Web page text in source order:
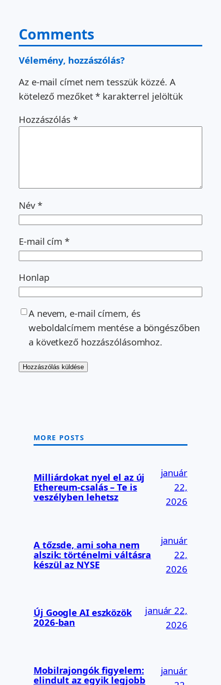
Comments
Vélemény, hozzászólás?
Az e-mail címet nem tesszük közzé. A
kötelező mezőket* karakterrel jelöltük
Hozzászólás *
Név*
E-mail cím *
Honlap
A nevem, e-mail címem, és
weboldalcímem mentése a böngészőben
a következő hozzászólásomhoz.
MORE POSTS
Milliárdokat nyel el az új
Ethereum-csalás – Te is
veszélyben lehetsz
január
22,
2026
A tőzsde, ami soha nem
alszik: történelmi váltásra
készül az NYSE
január
22,
2026
Új Google AI eszközök
2026-ban
január 22,
2026
Mobilrajongók figyelem:
elindult az egyik legjobb
január